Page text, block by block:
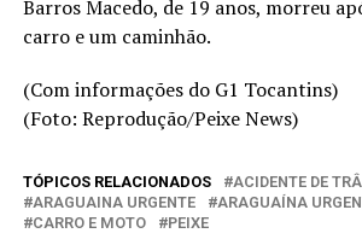
Barros Macedo, de 19 anos, morreu
carro e um caminhão.
(Com informações do G1 Tocantins)
(Foto: Reprodução/Peixe News)
TÓPICOS RELACIONADOS
ACIDENTE DE
ARAGUAINA URGENTE
ARAGUAÍNA
CARRO E MOTO
PEIXE